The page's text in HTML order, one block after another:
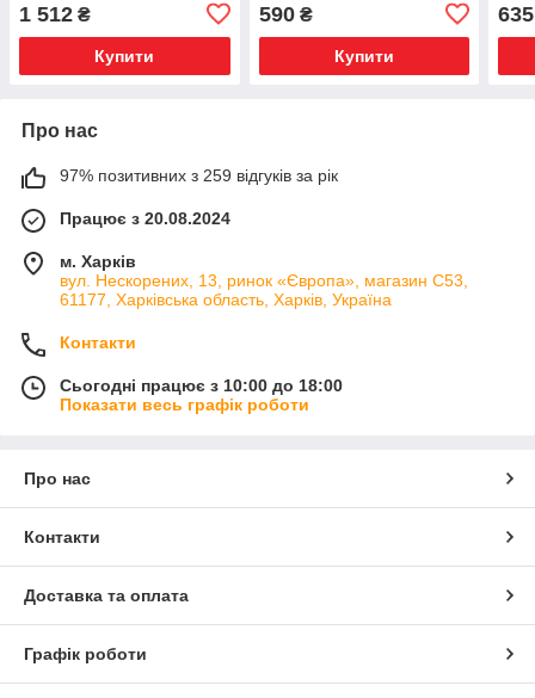
1 512 ₴
Купити
590₴
Купити
635
Про нас
97% позитивних з 259 відгуків за рік
Працює з 20.08.2024
м. Харків
вул. Нескорених, 13, ринок «Європа», магазин С53,
61177, Харківська область, Харків, Україна
Контакти
Сьогодні працює з 10:00 до 18:00
Показати весь графік роботи
Про нас
Контакти
Доставка та оплата
Графік роботи